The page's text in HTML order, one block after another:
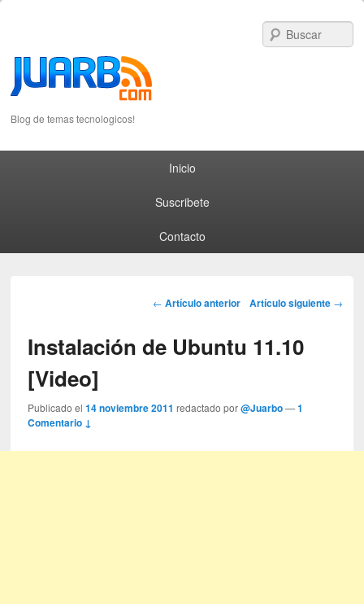
Blog de temas tecnologicos!
Inicio
Suscribete
Contacto
Post navigation
← Artículo anterior Artículo siguiente →
Instalación de Ubuntu 11.10
[Video]
Publicado el14 noviembre 2011 redactado por@Juarbo —1
Comentario ↓